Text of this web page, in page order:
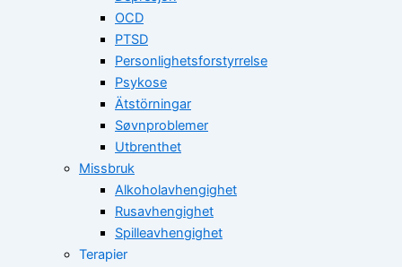
OCD
PTSD
Personlighetsforstyrrelse
Psykose
Ätstörningar
Søvnproblemer
Utbrenthet
Missbruk
Alkoholavhengighet
Rusavhengighet
Spilleavhengighet
Terapier